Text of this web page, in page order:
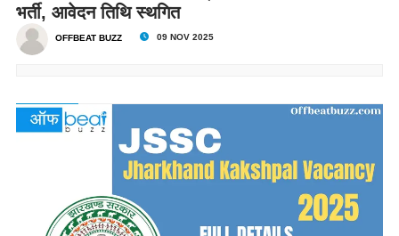
भर्ती, आवेदन तिथि स्थगित
OFFBEAT BUZZ 09 NOV 2025